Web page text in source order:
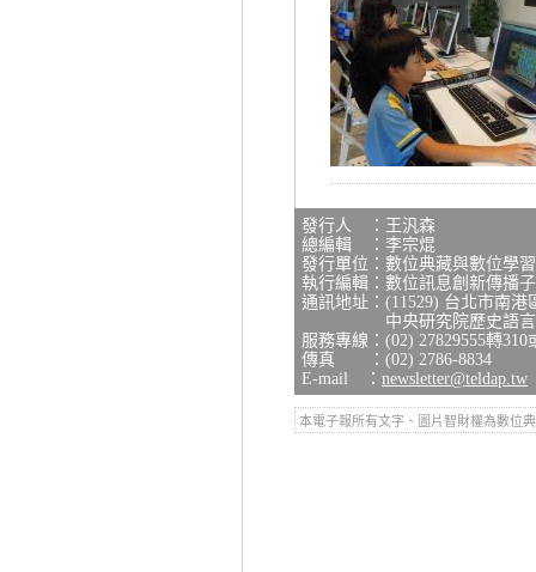
發行人 ：王汎森
總編輯 ：李宗焜
發行單位：數位典藏與數位學
執行編輯：數位訊息創新傳播
通訊地址：(11529) 台北市南港
中央研究院歷史語言研
服務專線：(02) 27829555轉310
傳真 ：(02) 2786-8834
E-mail ： newsletter@teldap.tw
本電子報所有文字、圖片智財權為數位